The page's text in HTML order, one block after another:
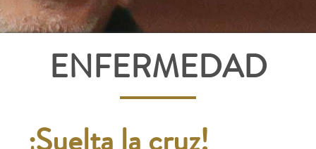
ENFERMEDAD